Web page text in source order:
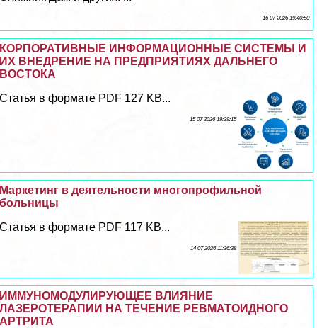
16 07 2026 19:40:50
КОРПОРАТИВНЫЕ ИНФОРМАЦИОННЫЕ СИСТЕМЫ И
ИХ ВНЕДРЕНИЕ НА ПРЕДПРИЯТИЯХ ДАЛЬНЕГО
ВОСТОКА
Статья в формате PDF 127 KB...
15 07 2026 19:29:15
Маркетинг в деятельности многопрофильной
больницы
Статья в формате PDF 117 KB...
14 07 2026 11:26:38
ИММУНОМОДУЛИРУЮЩЕЕ ВЛИЯНИЕ
ЛАЗЕРОТЕРАПИИ НА ТЕЧЕНИЕ РЕВМАТОИДНОГО
АРТРИТА